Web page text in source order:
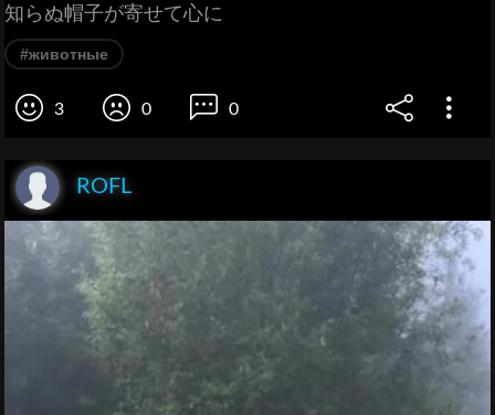
知らぬ帽子が寄せて心に
#животные
3 0 0
ROFL